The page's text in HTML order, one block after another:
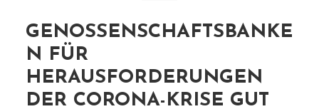
GENOSSENSCHAFTSBANKE
N FÜR
HERAUSFORDERUNGEN
DER CORONA-KRISE GUT